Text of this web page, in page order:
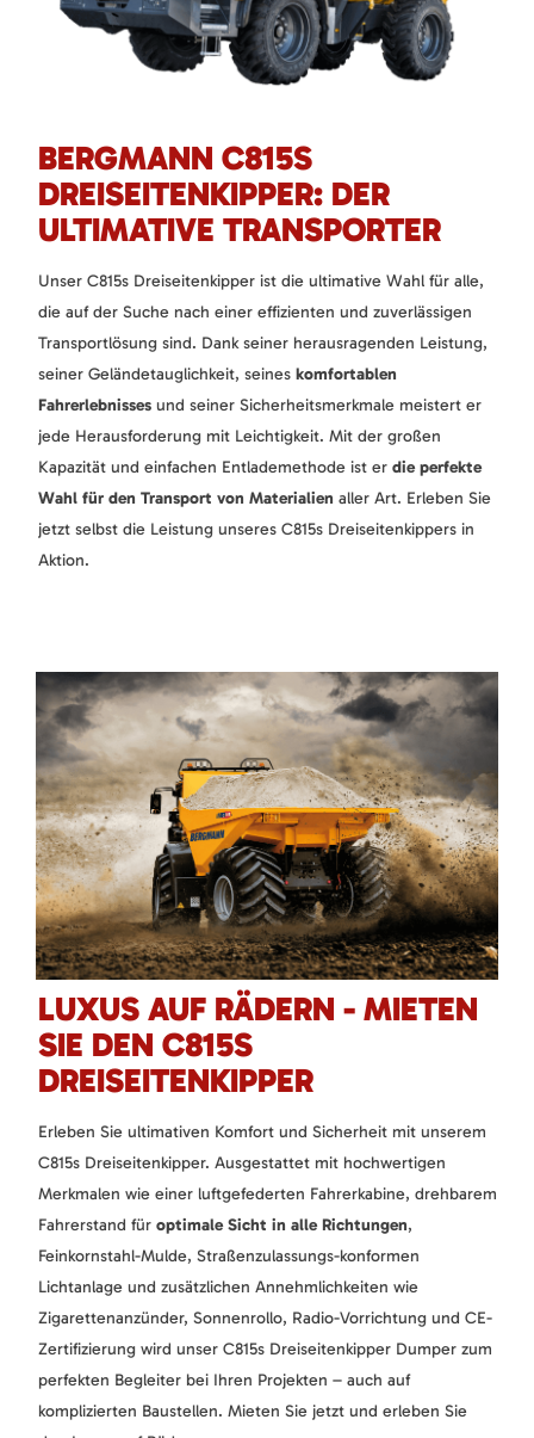
BERGMANN C815S
DREISEITENKIPPER: DER
ULTIMATIVE TRANSPORTER
Unser C815s Dreiseitenkipper ist die ultimative Wahl für alle,
die auf der Suche nach einer effizienten und zuverlässigen
Transportlösung sind. Dank seiner herausragenden Leistung,
seiner Geländetauglichkeit, seines komfortablen
Fahrerlebnisses und seiner Sicherheitsmerkmale meistert er
jede Herausforderung mit Leichtigkeit. Mit der großen
Kapazität und einfachen Entlademethode ist er die perfekte
Wahl für den Transport von Materialien aller Art. Erleben Sie
jetzt selbst die Leistung unseres C815s Dreiseitenkippers in
Aktion.
LUXUS AUF RÄDERN - MIETEN
SIE DEN C815S
DREISEITENKIPPER
Erleben Sie ultimativen Komfort und Sicherheit mit unserem
C815s Dreiseitenkipper. Ausgestattet mit hochwertigen
Merkmalen wie einer luftgefederten Fahrerkabine, drehbarem
Fahrerstand für optimale Sicht in alle Richtungen,
Feinkornstahl-Mulde, Straßenzulassungs-konformen
Lichtanlage und zusätzlichen Annehmlichkeiten wie
Zigarettenanzünder, Sonnenrollo, Radio-Vorrichtung und CE-
Zertifizierung wird unser C815s Dreiseitenkipper Dumper zum
perfekten Begleiter bei Ihren Projekten – auch auf
komplizierten Baustellen. Mieten Sie jetzt und erleben Sie